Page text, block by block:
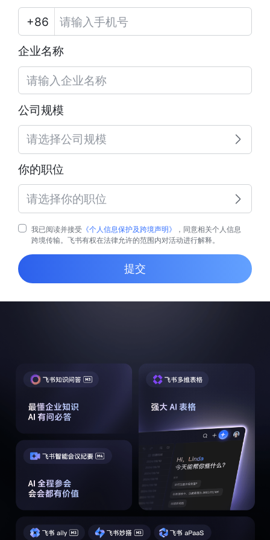
企业名称
公司规模
请选择公司规模
你的职位
请选择你的职位
我已阅读并接受 《个人信息保护及跨境声明》
，同意相关个人信息
跨境传输。飞书有权在法律允许的范围内对活动进行解释。
提交